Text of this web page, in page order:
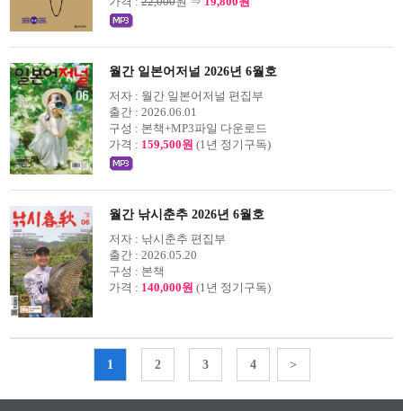
월간 일본어저널 2026년 6월호
저자 : 월간 일본어저널 편집부
출간 : 2026.06.01
구성 : 본책+MP3파일 다운로드
가격 : 159,500원 (1년 정기구독)
월간 낚시춘추 2026년 6월호
저자 : 낚시춘추 편집부
출간 : 2026.05.20
구성 : 본책
가격 : 140,000원 (1년 정기구독)
1 2 3 4 >